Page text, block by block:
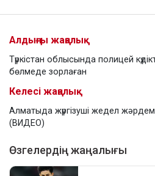
Алдыңғы жаңалық
Түркістан облысында полицей
бөлмеде зорлаған
Келесі жаңалық
Алматыда жүргізуші жедел
(ВИДЕО)